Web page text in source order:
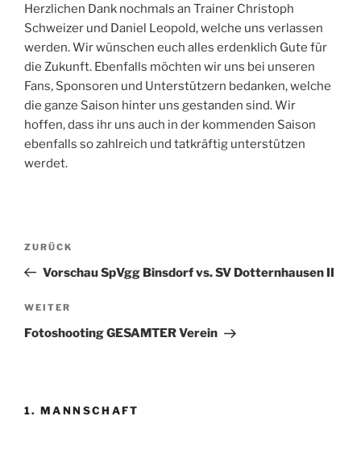
Herzlichen Dank nochmals an Trainer Christoph
Schweizer und Daniel Leopold, welche uns verlassen
werden. Wir wünschen euch alles erdenklich Gute für
die Zukunft. Ebenfalls möchten wir uns bei unseren
Fans, Sponsoren und Unterstützern bedanken, welche
die ganze Saison hinter uns gestanden sind. Wir
hoffen, dass ihr uns auch in der kommenden Saison
ebenfalls so zahlreich und tatkräftig unterstützen
werdet.
Beitragsnavigation
Vorheriger
Beitrag
ZURÜCK
Vorschau SpVgg Binsdorf vs. SV Dotternhausen II
Nächster
Beitrag
WEITER
Fotoshooting GESAMTER Verein
1. MANNSCHAFT